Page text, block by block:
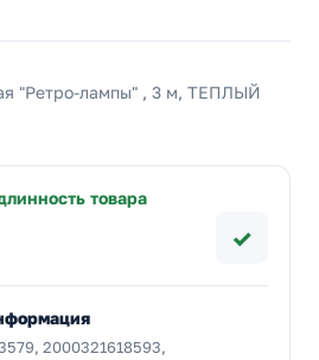
"Ретро-лампы" , 3 м, ТЕПЛЫЙ
товара
✓
2000321618593,